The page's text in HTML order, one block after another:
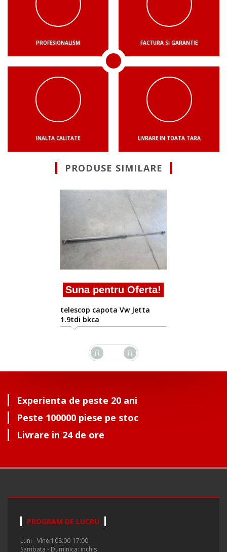
PROFESIONALISM FACTURA SI GARANTIE
INALTA CALITATE LIVRARE IN TOATA TARA
PRODUSE SIMILARE
2.0tdi
Experienta de peste 20 ani
Peste 100000 piese pe stoc
Livrare in 24 de ore
PROGRAM DE LUCRU
Luni - Vineri 08:00-17:00
Sambata - Duminica: inchis